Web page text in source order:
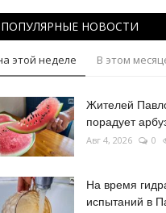
ПОПУЛЯРНЫЕ НОВОСТИ
этой неделе В этом
Жителей
порадует
Авг 4, 2026 0
На время
испытаний в